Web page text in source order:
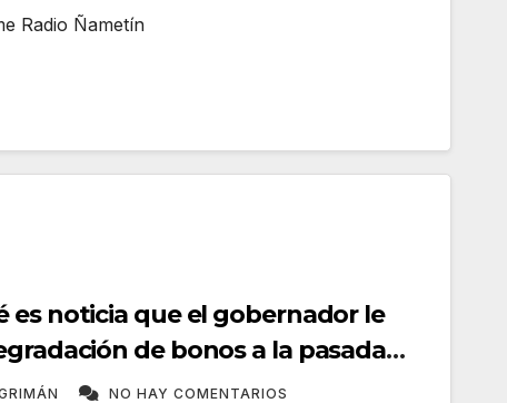
Radio Ñametín
es noticia que el gobernador le
de bonos a la pasada
NO HAY COMENTARIOS